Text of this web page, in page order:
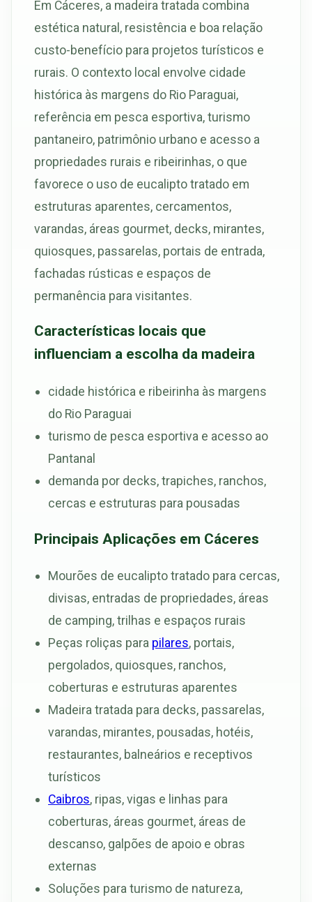
Em Cáceres, a madeira tratada combina
estética natural, resistência e boa relação
custo-benefício para projetos turísticos e
rurais. O contexto local envolve cidade
histórica às margens do Rio Paraguai,
referência em pesca esportiva, turismo
pantaneiro, patrimônio urbano e acesso a
propriedades rurais e ribeirinhas, o que
favorece o uso de eucalipto tratado em
estruturas aparentes, cercamentos,
varandas, áreas gourmet, decks, mirantes,
quiosques, passarelas, portais de entrada,
fachadas rústicas e espaços de
permanência para visitantes.
Características locais que
influenciam a escolha da madeira
cidade histórica e ribeirinha às margens
do Rio Paraguai
turismo de pesca esportiva e acesso ao
Pantanal
demanda por decks, trapiches, ranchos,
cercas e estruturas para pousadas
Principais Aplicações em Cáceres
Mourões de eucalipto tratado para cercas,
divisas, entradas de propriedades, áreas
de camping, trilhas e espaços rurais
Peças roliças para pilares, portais,
pergolados, quiosques, ranchos,
coberturas e estruturas aparentes
Madeira tratada para decks, passarelas,
varandas, mirantes, pousadas, hotéis,
restaurantes, balneários e receptivos
turísticos
Caibros, ripas, vigas e linhas para
coberturas, áreas gourmet, áreas de
descanso, galpões de apoio e obras
externas
Soluções para turismo de natureza,